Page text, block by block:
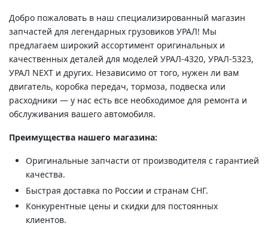
Добро пожаловать в наш специализированный магазин
запчастей для легендарных грузовиков УРАЛ! Мы
предлагаем широкий ассортимент оригинальных и
качественных деталей для моделей УРАЛ-4320, УРАЛ-5323,
УРАЛ NEXT и других. Независимо от того, нужен ли вам
двигатель, коробка передач, тормоза, подвеска или
расходники — у нас есть все необходимое для ремонта и
обслуживания вашего автомобиля.
Преимущества нашего магазина:
Оригинальные запчасти от производителя с гарантией
качества.
Быстрая доставка по России и странам СНГ.
Конкурентные цены и скидки для постоянных
клиентов.